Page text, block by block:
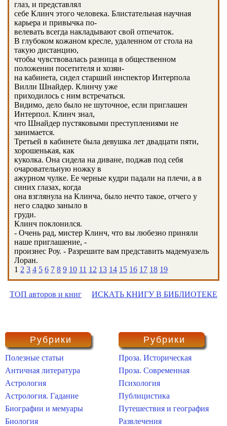
глаз, и представлял
себе Клинч этого человека. Блистательная научная
карьера и привычка по-
велевать всегда накладывают свой отпечаток.
В глубоком кожаном кресле, удаленном от стола на
такую дистанцию,
чтобы чувствовалась разница в общественном
положении посетителя и хозяи-
на кабинета, сидел старший инспектор Интерпола
Вилли Шнайдер. Клинчу уже
приходилось с ним встречаться.
Видимо, дело было не шуточное, если приглашен
Интерпол. Клинч знал,
что Шнайдер пустяковыми преступлениями не
занимается.
Третьей в кабинете была девушка лет двадцати пяти,
хорошенькая, как
куколка. Она сидела на диване, поджав под себя
очаровательную ножку в
ажурном чулке. Ее черные кудри падали на плечи, а в
синих глазах, когда
она взглянула на Клинча, было нечто такое, отчего у
него сладко заныло в
груди.
Клинч поклонился.
- Очень рад, мистер Клинч, что вы любезно приняли
наше приглашение, -
произнес Роу. - Разрешите вам представить мадемуазель
Лоран.
1 2 3 4 5 6 7 8 9 10 11 12 13 14 15 16 17 18 19
ТОП авторов и книг ИСКАТЬ КНИГУ В БИБЛИОТЕКЕ
Рубрики
Полезные статьи
Античная литература
Астрология
Астрология. Гадание
Биографии и мемуары
Биология
Рубрики
Проза. Историческая
Проза. Современная
Психология
Публицистика
Путешествия и география
Развлечения